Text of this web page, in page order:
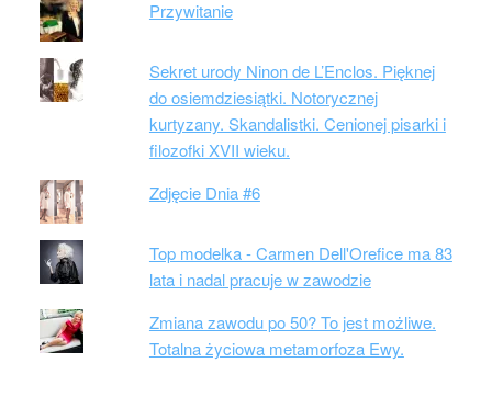
Przywitanie
Sekret urody Ninon de L’Enclos. Pięknej
do osiemdziesiątki. Notorycznej
kurtyzany. Skandalistki. Cenionej pisarki i
filozofki XVII wieku.
Zdjęcie Dnia #6
Top modelka - Carmen Dell'Orefice ma 83
lata i nadal pracuje w zawodzie
Zmiana zawodu po 50? To jest możliwe.
Totalna życiowa metamorfoza Ewy.